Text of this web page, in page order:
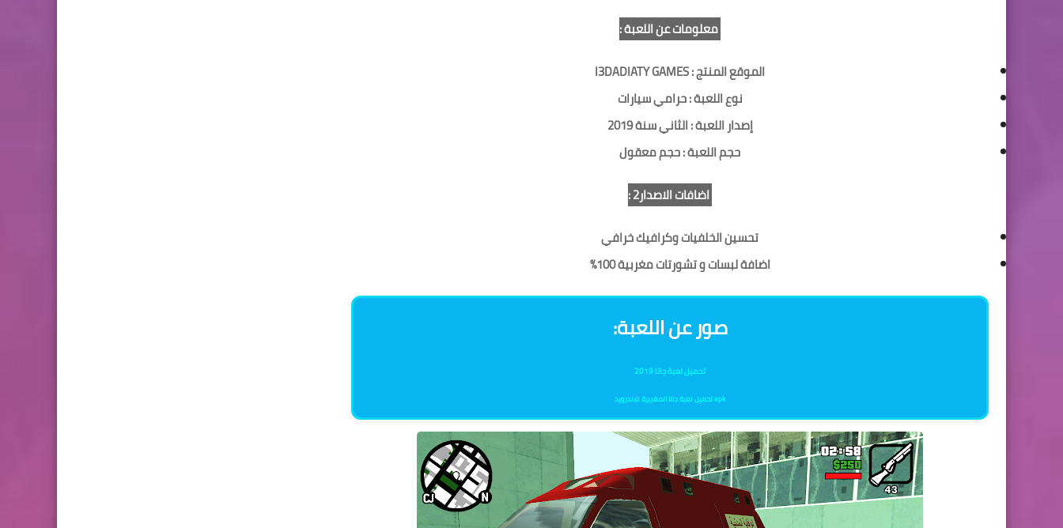
معلومات عن اللعبة :
الموقع المنتج :
نوع اللعبة :حرامي سيارات
إصدار اللعبة :الثاني سنة 2019
حجم اللعبة: حجم معقول
اضافاتالاصدار2 :
تحسين الخلفيات وكرافيك خرافي
اضافة لبسات و تشورتات مغربية 100%
:صور عن اللعبة
تحميل لعبة جاتا2019
تحميل لعبة جاتا المغربية للاندرويد apk